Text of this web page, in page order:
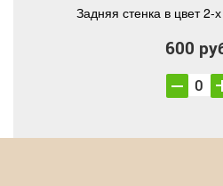
Задняя стенка в цвет
600